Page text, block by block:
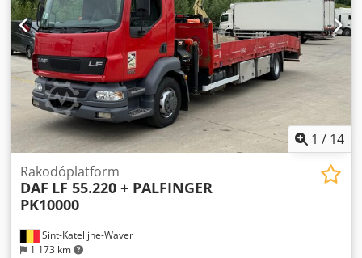
km Euro 5 Manuális váltó 300 l üzemanyagtartály Klíma
Hátsó légrugózás Dsdpfx Aezdzn Iskpokr FNAX hűtő, ATP
érvényessége: 03-2027 Belső méretek: 7,72 x 2,50 x 2,65 m
(magas) Carrier XARIOS 600 hűtőberendezés Anteo
behúzható emelőhátfal Hasznos teherbírás: 8.300 kg
1 / 14
Sint-Katelijne-Waver
1 173 km
Rakodóplatform
DAF LF 55.220 + PALFINGER
PK10000